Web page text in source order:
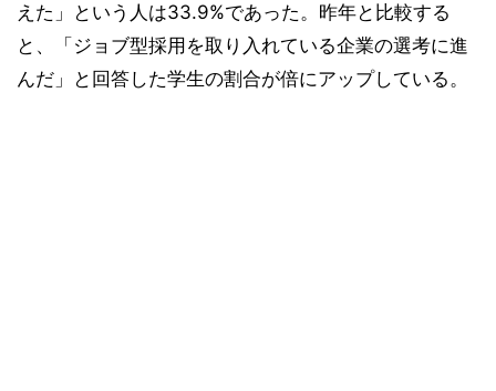
えた」という人は33.9%であった。昨年と比較する
と、「ジョブ型採用を取り入れている企業の選考に進
んだ」と回答した学生の割合が倍にアップしている。